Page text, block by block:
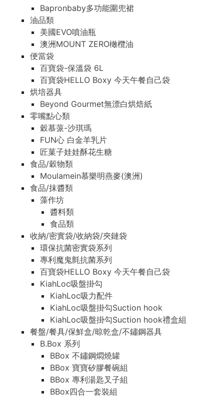
Bapronbaby多功能圍兜裙
油品類
美國EVO噴油瓶
澳洲MOUNT ZERO橄欖油
便當袋
百寶袋-保溫袋 6L
百寶袋HELLO Boxy 今天午餐自己袋
烘培器具
Beyond Gourmet無漂白烘焙紙
零嘴點心類
穀慕蒎-沙琪瑪
FUN心 白金羊乳片
匠菓子娃娃酥花生糖
食品/穀物類
Moulamein慕樂明燕麥(澳洲)
食品/抹醬類
藻作坊
醬料類
食品類
收納/密實袋/收納袋/夾鏈袋
環保抗菌密實袋系列
專利魔鬼氈抗菌系列
百寶袋HELLO Boxy 今天午餐自己袋
KiahLoc吸盤掛勾
KiahLoc吸力配件
KiahLoc吸盤掛勾Suction hook
KiahLoc吸盤掛勾Suction hook禮盒組
餐盤/餐具/保鮮盒/晾乾盒/不鏽鋼器具
B.Box 系列
BBox 不鏽鋼燜燒罐
BBox 寶寶矽膠餐碗組
BBox 專利湯匙叉子組
BBox四合一套裝組